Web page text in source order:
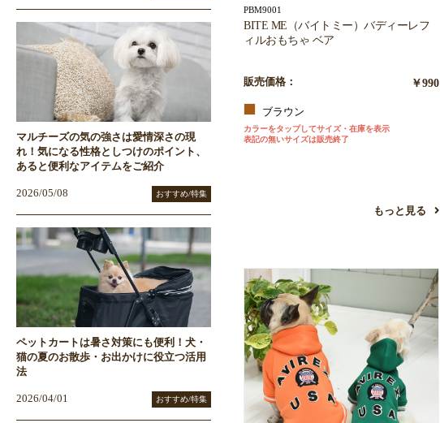
PBM9001
BITE ME（バイトミー）バディーレフ
ィルおもちゃ ベア
販売価格： ￥990
ブラウン
カラーをタップしてサイズ・在庫を表示
表記の無いサイズは販売終了
もっと見る
マルチーズの気の強さは愛情深さの現
れ！気になる性格としつけのポイント、
あると便利なアイテムをご紹介
2026/05/08 おすすめ/特集
ペットカートは暑さ対策にも便利！犬・
猫の夏のお散歩・お出かけに役立つ活用
法
2026/04/01 おすすめ/特集